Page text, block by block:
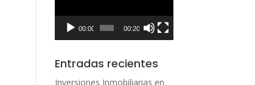
00:00 00:20
Entradas recientes
Inversiones Inmobiliarias en